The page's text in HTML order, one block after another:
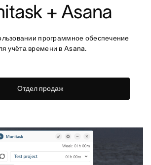
+ Asana
программное обеспечение
учёта времени в Asana.
Отдел продаж